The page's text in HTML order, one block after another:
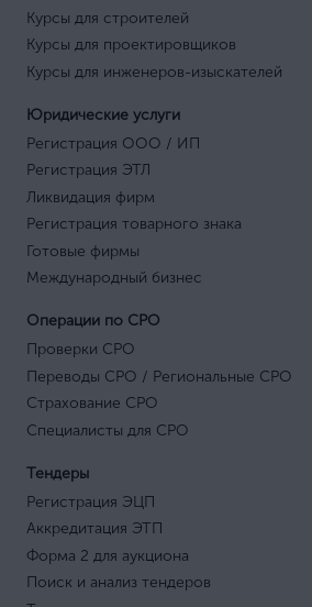
Курсы для строителей
Курсы для проектировщиков
Курсы для инженеров-изыскателей
Юридические услуги
Регистрация ООО / ИП
Регистрация ЭТЛ
Ликвидация фирм
Регистрация товарного знака
Готовые фирмы
Международный бизнес
Операции по СРО
Проверки СРО
Переводы СРО / Региональные СРО
Страхование СРО
Специалисты для СРО
Тендеры
Регистрация ЭЦП
Аккредитация ЭТП
Форма 2 для аукциона
Поиск и анализ тендеров